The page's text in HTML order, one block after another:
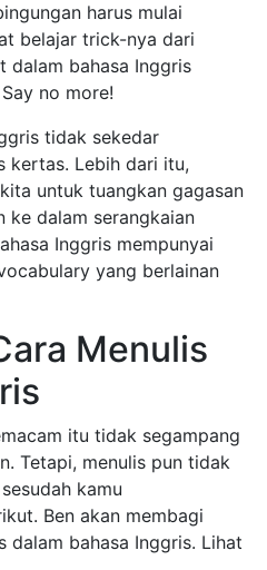
harus mulai
belajar trick-nya dari
dalam bahasa Inggris
no more!
tidak sekedar
kertas. Lebih dari itu,
untuk tuangkan gagasan
ke dalam serangkaian
Inggris mempunyai
yang berlainan
Menulis
itu tidak segampang
Tetapi, menulis pun tidak
kamu
Ben akan membagi
dalam bahasa Inggris. Lihat